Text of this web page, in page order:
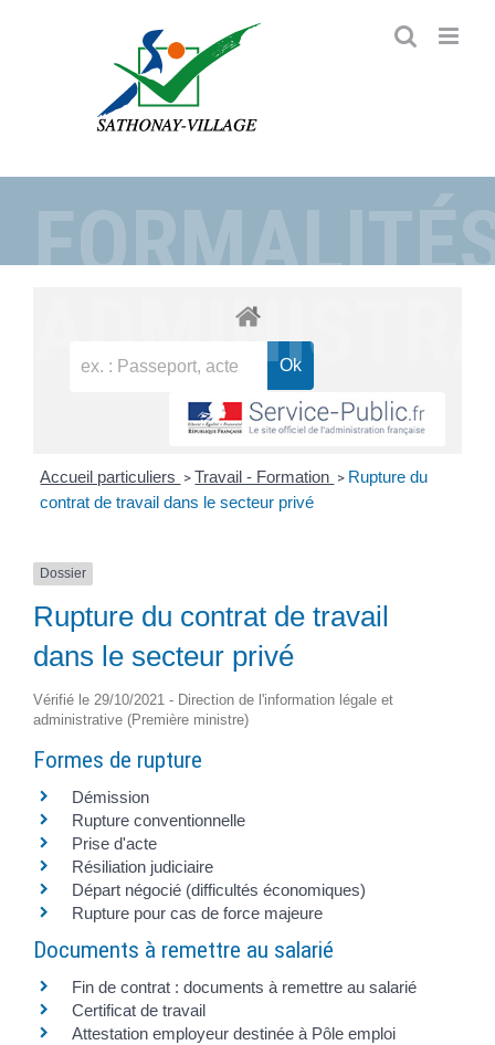
Accueil particuliers > Travail - Formation > Rupture du
contrat de travail dans le secteur privé
Dossier
Rupture du contrat de travail
dans le secteur privé
Vérifié le 29/10/2021 - Direction de l'information légale et
administrative (Première ministre)
Formes de rupture
Démission
Rupture conventionnelle
Prise d'acte
Résiliation judiciaire
Départ négocié (difficultés économiques)
Rupture pour cas de force majeure
Documents à remettre au salarié
Fin de contrat : documents à remettre au salarié
Certificat de travail
Attestation employeur destinée à Pôle emploi